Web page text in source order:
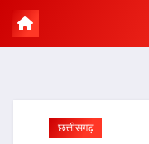
छत्तीसगढ़